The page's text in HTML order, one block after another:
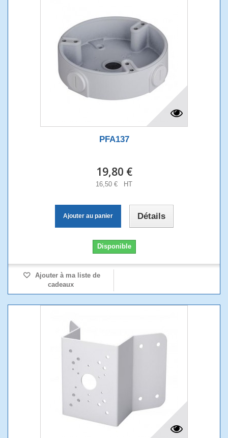
PFA137
19,80 €
16,50 € HT
Ajouter au panier Détails
Disponible
Ajouter à ma liste de
cadeaux